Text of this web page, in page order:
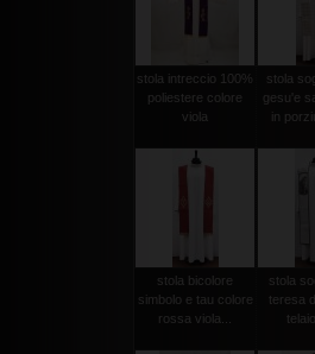
stola intreccio 100%
poliestere colore
viola
stola
gesu'e
in
stola bicolore
simbolo e tau colore
rossa viola...
stola
teresa